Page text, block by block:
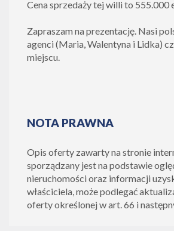
Cena sprzedaży tej willi to 555.000
Zapraszam na prezentację. Nasi
agenci (Maria, Walentyna i Lidka)
miejscu.
NOTA PRAWNA
Opis oferty zawarty na stronie
sporządzany jest na podstawie
nieruchomości oraz informacji
właściciela, może podlegać
oferty określonej w art. 66 i